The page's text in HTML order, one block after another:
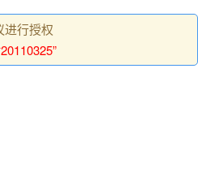
进行授权